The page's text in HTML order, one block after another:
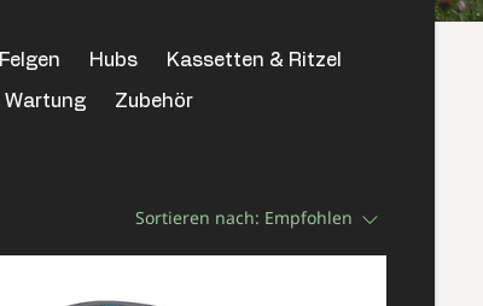
Felgen Hubs Kassetten & Ritzel
Wartung Zubehör
Sortieren nach:Empfohlen